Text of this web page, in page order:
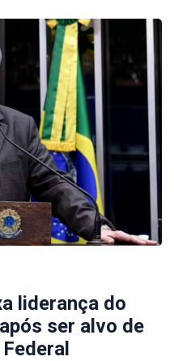
liderança do
ser alvo de